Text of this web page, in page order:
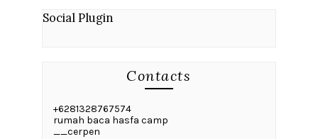
Social Plugin
Contacts
+6281328767574
rumah baca hasfa camp
__cerpen